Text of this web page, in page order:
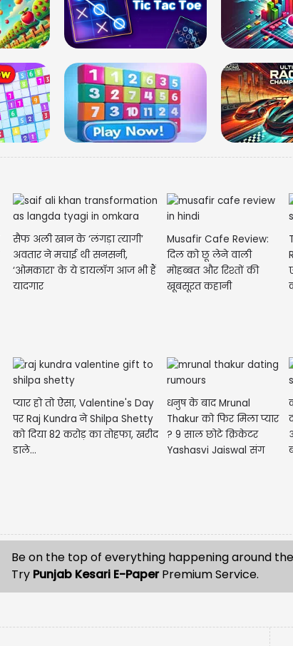
सैफ अली खान के ‘लंगड़ा त्यागी’
अवतार ने मचाई थी सनसनी,
‘ओमकारा’ के ये डायलॉग आज भी हैं
यादगार
Musafir Cafe Review:
दिल को छू लेने वाली
मोहब्बत और रिश्तों की
खूबसूरत कहानी
प्यार हो तो ऐसा, Valentine's Day
पर Raj Kundra ने Shilpa Shetty
को दिया 82 करोड़ का तोहफा, खरीद
डाले...
धनुष के बाद Mrunal
Thakur को फिर मिला प्यार
? 9 साल छोटे क्रिकेटर
Yashasvi Jaiswal संग
Be on the top of everything happening around
Try Punjab Kesari E-PaperPremium Service.